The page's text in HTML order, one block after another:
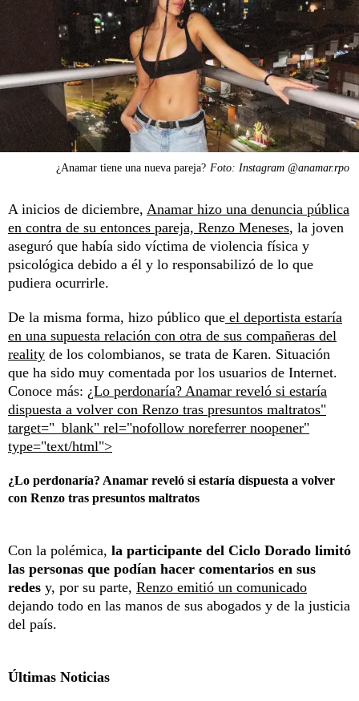
¿Anamar tiene una nueva pareja? Foto: Instagram @anamar.rpo
A inicios de diciembre, Anamar hizo una denuncia pública
en contra de su entonces pareja, Renzo Meneses, la joven
aseguró que había sido víctima de violencia física y
psicológica debido a él y lo responsabilizó de lo que
pudiera ocurrirle.
De la misma forma, hizo público que el deportista estaría
en una supuesta relación con otra de sus compañeras del
reality de los colombianos, se trata de Karen. Situación
que ha sido muy comentada por los usuarios de Internet.
Conoce más: ¿Lo perdonaría? Anamar reveló si estaría
dispuesta a volver con Renzo tras presuntos maltratos"
target="_blank" rel="nofollow noreferrer noopener"
type="text/html">
¿Lo perdonaría? Anamar reveló si estaría dispuesta a volver
con Renzo tras presuntos maltratos
Con la polémica, la participante del Ciclo Dorado limitó
las personas que podían hacer comentarios en sus
redes y, por su parte, Renzo emitió un comunicado
dejando todo en las manos de sus abogados y de la justicia
del país.
Últimas Noticias